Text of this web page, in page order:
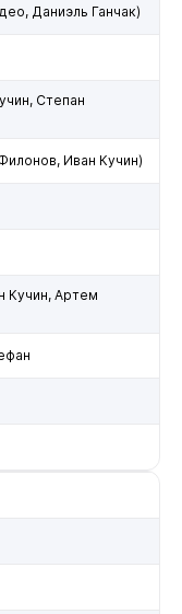
Даниэль Ганчак)
Степан
Иван Кучин)
Кучин, Артем